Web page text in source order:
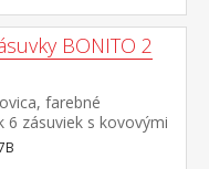
BONITO 2
farebné
6 zásuviek s kovovými